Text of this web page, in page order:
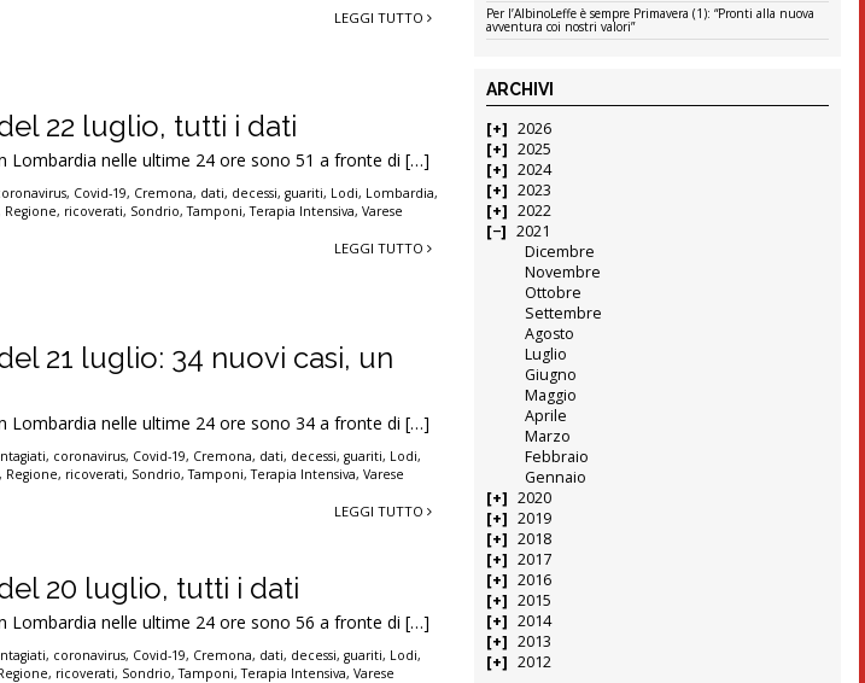
LEGGI TUTTO
22 luglio, tutti i dati
Lombardia nelle ultime 24 ore sono 51 a fronte di […]
, Covid-19, Cremona, dati, decessi,guariti, Lodi, Lombardia,
Regione, ricoverati, Sondrio,Tamponi,Terapia Intensiva,Varese
LEGGI TUTTO
21 luglio: 34 nuovi casi, un
Lombardia nelle ultime 24 ore sono 34 a fronte di […]
, coronavirus, Covid-19, Cremona, dati, decessi,guariti, Lodi,
, Regione, ricoverati, Sondrio,Tamponi,Terapia Intensiva,Varese
LEGGI TUTTO
20 luglio, tutti i dati
Lombardia nelle ultime 24 ore sono 56 a fronte di […]
, coronavirus, Covid-19, Cremona, dati, decessi,guariti, Lodi,
, ricoverati, Sondrio,Tamponi,Terapia Intensiva,Varese
Per l’AlbinoLeffe è sempre Primavera (1): “Pronti alla nuova
avventura coi nostri valori”
ARCHIVI
2026
2025
2024
2023
2022
2021
Dicembre
Novembre
Ottobre
Settembre
Agosto
Luglio
Giugno
Maggio
Aprile
Marzo
Febbraio
Gennaio
2020
2019
2018
2017
2016
2015
2014
2013
2012